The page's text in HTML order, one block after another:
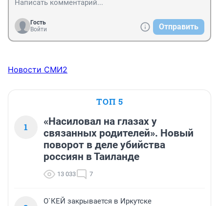
Гость
Войти
Отправить
Новости СМИ2
ТОП 5
1
«Насиловал на глазах у
связанных родителей». Новый
поворот в деле убийства
россиян в Таиланде
13 033 7
О`КЕЙ закрывается в Иркутске